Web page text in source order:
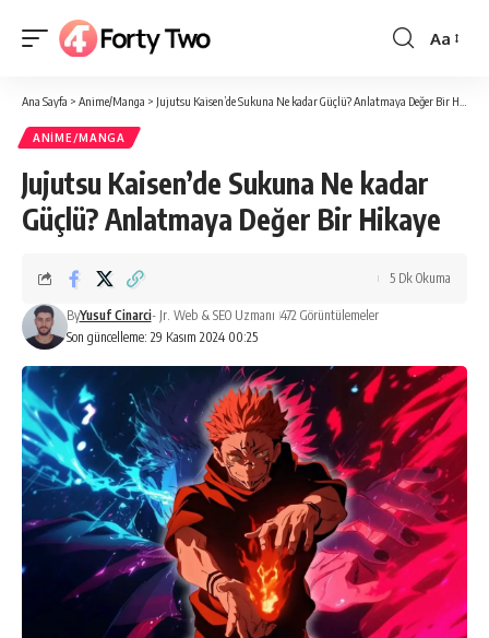
Yazı
Aa
Ana Sayfa > Anime/Manga > Jujutsu Kaisen’de Sukuna Ne kadar Güçlü? Anlatmaya Değer Bir Hikaye
ANIME/MANGA
Jujutsu Kaisen’de Sukuna Ne kadar
Güçlü? Anlatmaya Değer Bir Hikaye
Son güncelleme: 29 Kasım 2024 00:25
ByYusuf Cinarci- Jr. Web & SEO Uzmanı 472 Görüntülemeler
5 Dk Okuma